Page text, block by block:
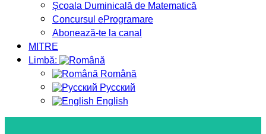
Școala Duminicală de Matematică
Concursul eProgramare
Abonează-te la canal
MITRE
Limbă:
Română
Русский
English